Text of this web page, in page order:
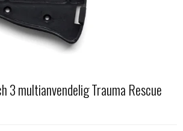
3 multianvendelig Trauma Rescue